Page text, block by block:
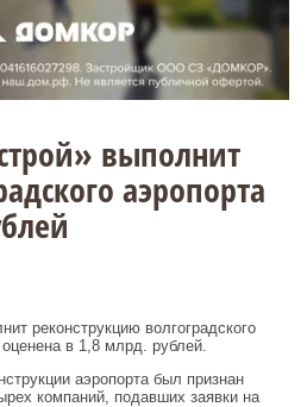
выполнит
аэропорта
реконструкцию волгоградского
в 1,8 млрд. рублей.
аэропорта был признан
компаний, подавших заявки на